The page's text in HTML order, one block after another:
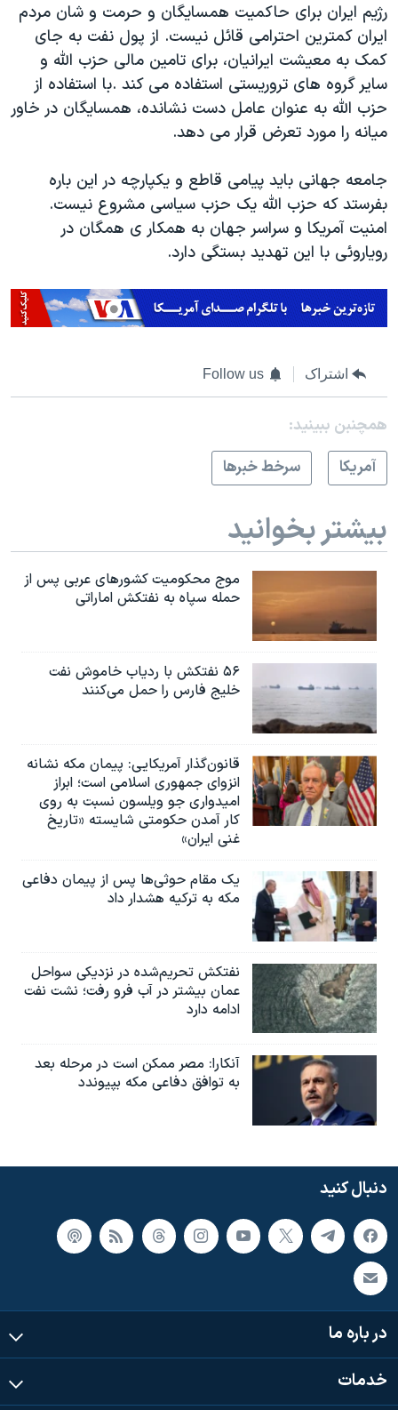
رژیم ایران برای حاکمیت همسایگان و حرمت و شان مردم
ایران کمترین احترامی قائل نیست. از پول نفت به جای
کمک به معیشت ایرانیان، برای تامین مالی حزب الله و
سایر گروه های تروریستی استفاده می کند .با استفاده از
حزب الله به عنوان عامل دست نشانده، همسایگان در خاور
میانه را مورد تعرض قرار می دهد.
جامعه جهانی باید پیامی قاطع و یکپارچه در این باره
بفرستد که حزب الله یک حزب سیاسی مشروع نیست.
امنیت آمریکا و سراسر جهان به همکار ی همگان در
رویاروئی با این تهدید بستگی دارد.
اشتراک Follow us
همچنبن ببینید:
آمريکا
سرخط خبرها
بیشتر بخوانید
موج محکومیت کشورهای عربی پس از
حمله سپاه به نفتکش اماراتی
۵۶ نفتکش با ردیاب خاموش نفت
خلیج فارس را حمل می‌کنند
قانون‌گذار آمریکایی: پیمان مکه نشانه
انزوای جمهوری اسلامی است؛ ابراز
امیدواری جو ویلسون نسبت به روی
کار آمدن حکومتی شایسته «تاریخ
غنی ایران»
یک مقام حوثی‌ها پس از پیمان دفاعی
مکه به ترکیه هشدار داد
نفتکش تحریم‌شده در نزدیکی سواحل
عمان بیشتر در آب فرو رفت؛ نشت نفت
ادامه دارد
آنکارا: مصر ممکن است در مرحله بعد
به توافق دفاعی مکه بپیوندد
دنبال کنید
در باره ما
خدمات